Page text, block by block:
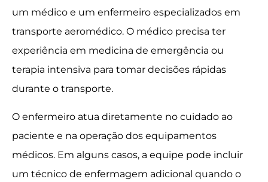
um médico e um enfermeiro especializados em
transporte aeromédico. O médico precisa ter
experiência em medicina de emergência ou
terapia intensiva para tomar decisões rápidas
durante o transporte.
O enfermeiro atua diretamente no cuidado ao
paciente e na operação dos equipamentos
médicos. Em alguns casos, a equipe pode incluir
um técnico de enfermagem adicional quando o